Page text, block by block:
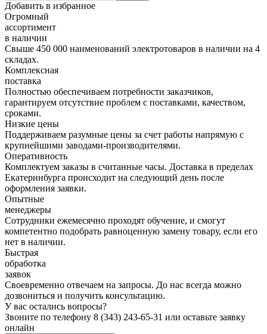
Добавить в избранное
Огромный
ассортимент
в наличии
Свыше 450 000 наименований электротоваров в наличии на 4
складах.
Комплексная
поставка
Полностью обеспечиваем потребности заказчиков,
гарантируем отсутствие проблем с поставками, качеством,
сроками.
Низкие цены
Поддерживаем разумные цены за счет работы напрямую с
крупнейшими заводами-производителями.
Оперативность
Комплектуем заказы в считанные часы. Доставка в пределах
Екатеринбурга происходит на следующий день после
оформления заявки.
Опытные
менеджеры
Сотрудники ежемесячно проходят обучение, и смогут
компетентно подобрать равноценную замену товару, если его
нет в наличии.
Быстрая
обработка
заявок
Своевременно отвечаем на запросы. До нас всегда можно
дозвониться и получить консультацию.
У вас остались вопросы?
Звоните по телефону 8 (343) 243-65-31 или оставьте заявку
онлайн